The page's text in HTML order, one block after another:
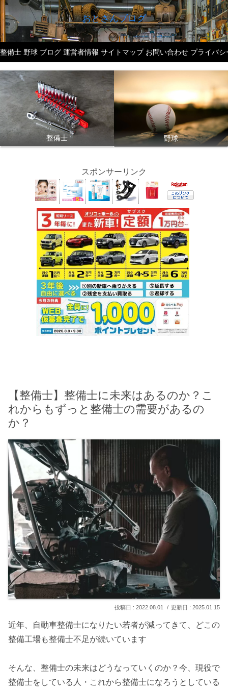
おとさんブログ
整備士 野球 ブログ 運営者情報 サイトマップ お問い合わせ プライバ
整備士 野球
スポンサーリンク
【整備士】整備士に未来はあるのか？こ
れからもずっと整備士の需要があるの
か？
2022.08.01 2025.01.15
近年、自動車整備士になりたい若者が減ってきて、どこの
整備工場も整備士不足が続いています
そんな、整備士の未来はどうなっていくのか？今、現役で
整備士をしている人・これから整備士になろうとしている